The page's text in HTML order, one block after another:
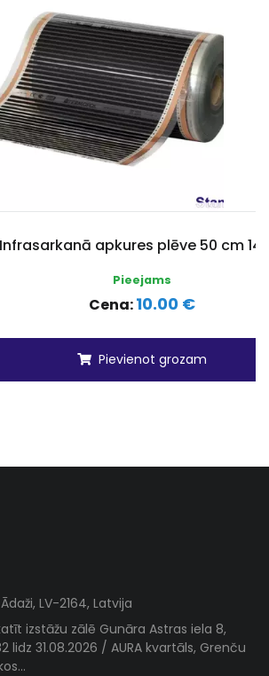
apkures plēve 50 cm 140W
10.00 €
Pievienot grozam
LV-2164, Latvija
izstāžu zālē Gunāra Astras iela 8,
lidz 31.08.2026 / AURA kvartāls, Grenču